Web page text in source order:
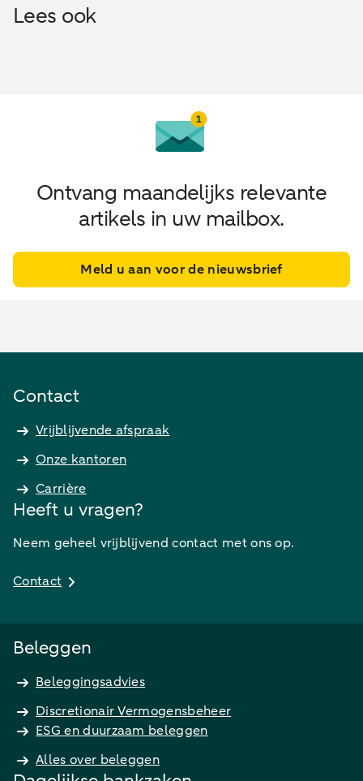
Lees ook
Ontvang maandelijks relevante
artikels in uw mailbox.
Meld u aan voor de nieuwsbrief
Contact
Vrijblijvende afspraak
Onze kantoren
Carrière
Heeft u vragen?
Neem geheel vrijblijvend contact met ons op.
Contact
Beleggen
Beleggingsadvies
Discretionair Vermogensbeheer
ESG en duurzaam beleggen
Alles over beleggen